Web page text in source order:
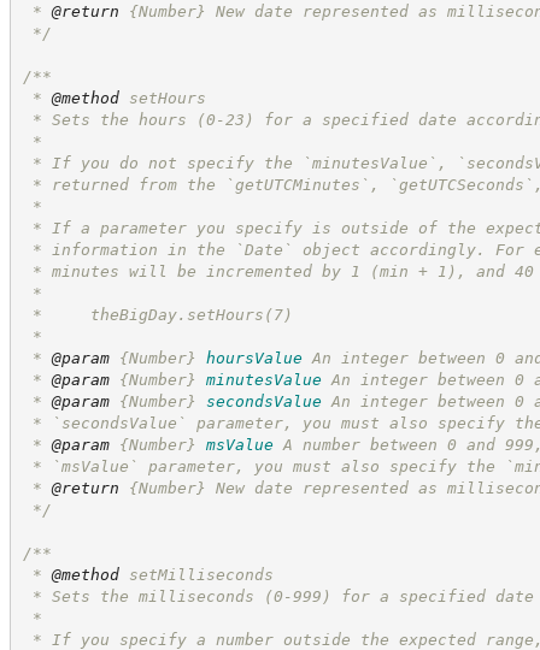
* @return {Number}
New date represented as
*/
/**
* @method setHours
* Sets the hours (0-23) for a specified date
*
* If you do not specify the `minutesValue`,
* returned from the `getUTCMinutes`,
*
* If a parameter you specify is outside of the
* information in the `Date` object accordingly. For
* minutes will be incremented by 1 (min + 1), and
*
*     theBigDay.setHours(7)
*
* @param {Number} hoursValue An integer between 0
* @param {Number} minutesValue An integer between 0
* @param {Number} secondsValue An integer between
* `secondsValue` parameter, you must also specify
* @param {Number} msValue A number between 0 and
* `msValue` parameter, you must also specify the
* @return {Number}
New date represented as
*/
/**
* @method setMilliseconds
* Sets the milliseconds (0-999) for a specified
*
* If you specify a number outside the expected